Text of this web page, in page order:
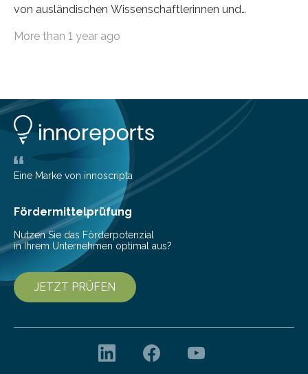
von ausländischen Wissenschaftlerinnen und
More than 1 year ago
Eine Marke von innoscripta
Fördermittelprüfung
Nutzen Sie das Förderpotenzial
in Ihrem Unternehmen optimal aus?
JETZT PRÜFEN